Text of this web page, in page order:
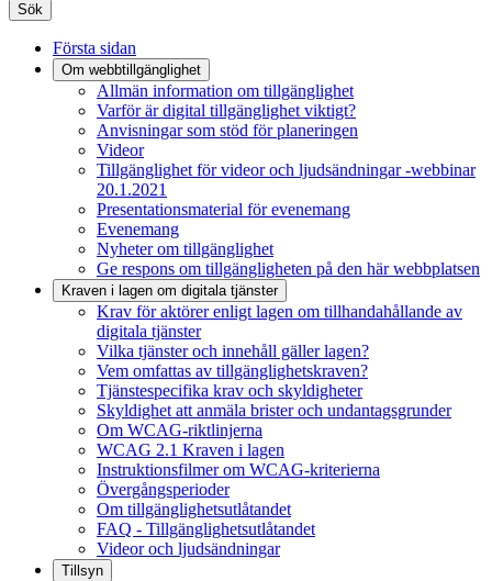
Sök
Första sidan
Om webbtillgänglighet
Allmän information om tillgänglighet
Varför är digital tillgänglighet viktigt?
Anvisningar som stöd för planeringen
Videor
Tillgänglighet för videor och ljudsändningar -webbinar
20.1.2021
Presentationsmaterial för evenemang
Evenemang
Nyheter om tillgänglighet
Ge respons om tillgängligheten på den här webbplatsen
Kraven i lagen om digitala tjänster
Krav för aktörer enligt lagen om tillhandahållande av
digitala tjänster
Vilka tjänster och innehåll gäller lagen?
Vem omfattas av tillgänglighetskraven?
Tjänstespecifika krav och skyldigheter
Skyldighet att anmäla brister och undantagsgrunder
Om WCAG-riktlinjerna
WCAG 2.1 Kraven i lagen
Instruktionsfilmer om WCAG-kriterierna
Övergångsperioder
Om tillgänglighetsutlåtandet
FAQ - Tillgänglighetsutlåtandet
Videor och ljudsändningar
Tillsyn